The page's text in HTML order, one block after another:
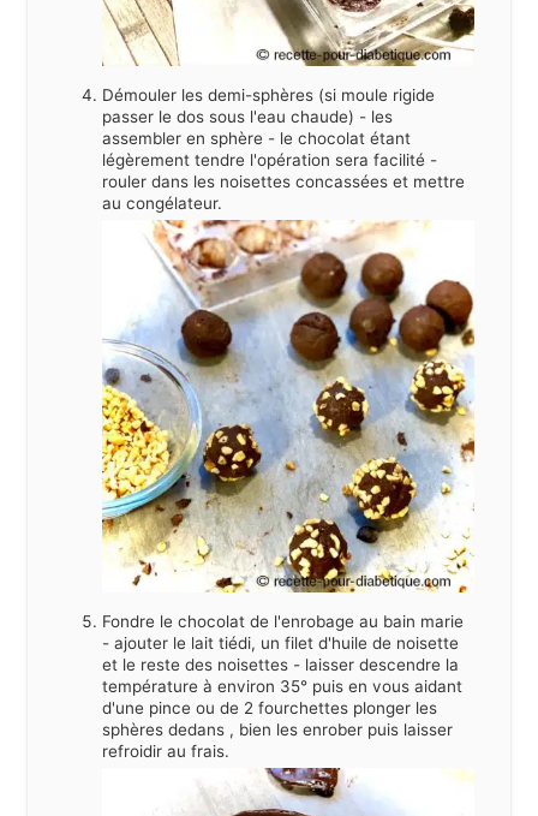
Démouler les demi-sphères (si moule rigide
passer le dos sous l'eau chaude) - les
assembler en sphère - le chocolat étant
légèrement tendre l'opération sera facilité -
rouler dans les noisettes concassées et mettre
au congélateur.
Fondre le chocolat de l'enrobage au bain marie
- ajouter le lait tiédi, un filet d'huile de noisette
et le reste des noisettes - laisser descendre la
température à environ 35° puis en vous aidant
d'une pince ou de 2 fourchettes plonger les
sphères dedans , bien les enrober puis laisser
refroidir au frais.